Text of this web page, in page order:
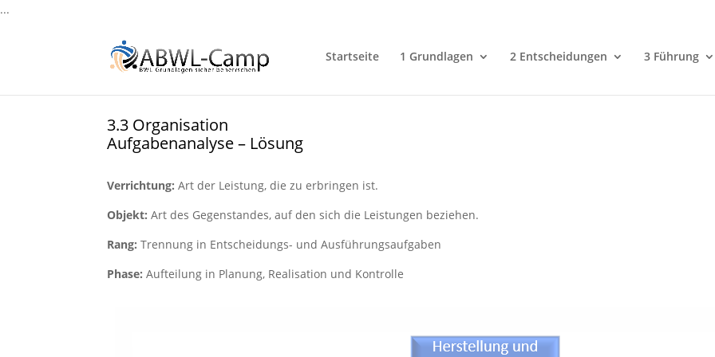
...
Startseite 1 Grundlagen 2 Entscheidungen 3 Führung
3.3 Organisation
Aufgabenanalyse – Lösung
Verrichtung: Art der Leistung, die zu erbringen ist.
Objekt: Art des Gegenstandes, auf den sich die Leistungen beziehen.
Rang: Trennung in Entscheidungs- und Ausführungsaufgaben
Phase: Aufteilung in Planung, Realisation und Kontrolle